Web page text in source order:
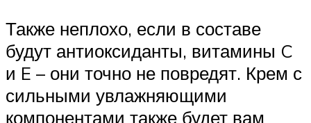
Также неплохо, если в составе
будут антиоксиданты, витамины C
и E – они точно не повредят. Крем с
сильными увлажняющими
компонентами также будет вам